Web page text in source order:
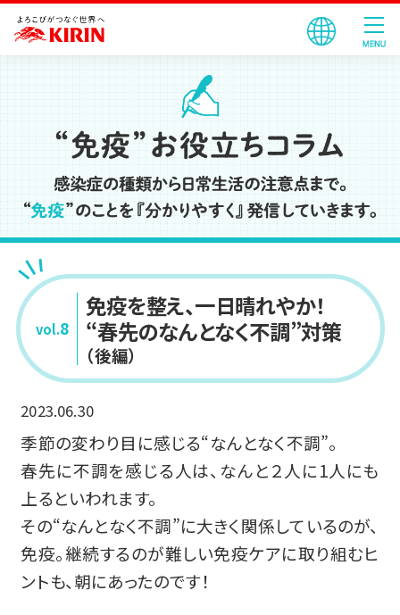
vol.8
免疫を整え、一日晴れやか！
“春先のなんとなく不調”対策
（後編）
2023.06.30
季節の変わり目に感じる“なんとなく不調”。
春先に不調を感じる人は、なんと２人に1人にも
上るといわれます。
その“なんとなく不調”に大きく関係しているのが、
免疫。継続するのが難しい免疫ケアに取り組むヒ
ントも、朝にあったのです！